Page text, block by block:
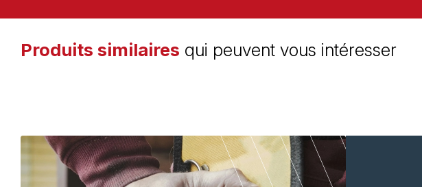
Produits similaires qui peuvent vous intéresser